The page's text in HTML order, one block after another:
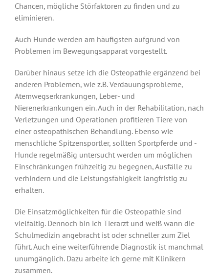
Chancen, mögliche Störfaktoren zu finden und zu
eliminieren.
Auch Hunde werden am häufigsten aufgrund von
Problemen im Bewegungsapparat vorgestellt.
Darüber hinaus setze ich die Osteopathie ergänzend bei
anderen Problemen, wie z.B. Verdauungsprobleme,
Atemwegserkrankungen, Leber- und
Nierenerkrankungen ein. Auch in der Rehabilitation, nach
Verletzungen und Operationen profitieren Tiere von
einer osteopathischen Behandlung. Ebenso wie
menschliche Spitzensportler, sollten Sportpferde und -
Hunde regelmäßig untersucht werden um möglichen
Einschränkungen frühzeitig zu begegnen, Ausfälle zu
verhindern und die Leistungsfähigkeit langfristig zu
erhalten.
Die Einsatzmöglichkeiten für die Osteopathie sind
vielfältig. Dennoch bin ich Tierarzt und weiß wann die
Schulmedizin angebracht ist oder schneller zum Ziel
führt. Auch eine weiterführende Diagnostik ist manchmal
unumgänglich. Dazu arbeite ich gerne mit Klinikern
zusammen.